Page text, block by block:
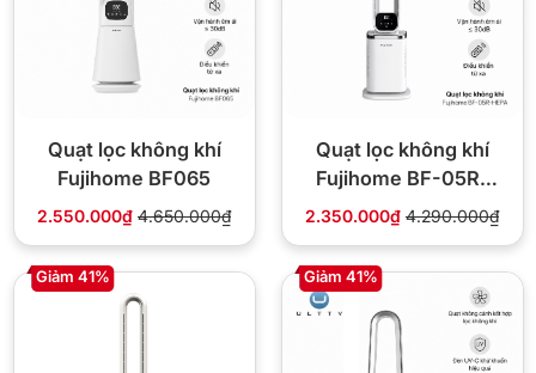
Quạt lọc không khí
Fujihome BF065
2.550.000₫ 4.650.000₫
Quạt lọc không khí
Fujihome BF-05R-
HEPA
2.350.000₫ 4.290.000₫
Giảm 41% Giảm 41%